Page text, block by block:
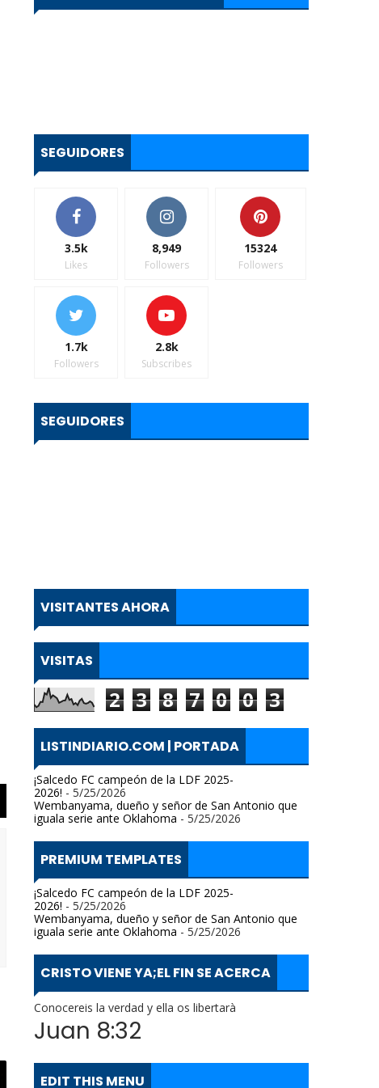
SEGUIDORES
3.5k
Likes
8,949
Followers
15324
Followers
1.7k
Followers
2.8k
Subscribes
SEGUIDORES
VISITANTES AHORA
VISITAS
2 3 8 7 0 0 3
LISTINDIARIO.COM | PORTADA
¡Salcedo FC campeón de la LDF 2025-
2026! - 5/25/2026
Wembanyama, dueño y señor de San Antonio que
iguala serie ante Oklahoma - 5/25/2026
PREMIUM TEMPLATES
¡Salcedo FC campeón de la LDF 2025-
2026! - 5/25/2026
Wembanyama, dueño y señor de San Antonio que
iguala serie ante Oklahoma - 5/25/2026
CRISTO VIENE YA;EL FIN SE ACERCA
Conocereis la verdad y ella os libertarà
Juan 8:32
EDIT THIS MENU